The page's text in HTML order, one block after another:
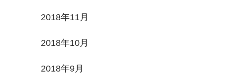
2018年11月
2018年10月
2018年9月